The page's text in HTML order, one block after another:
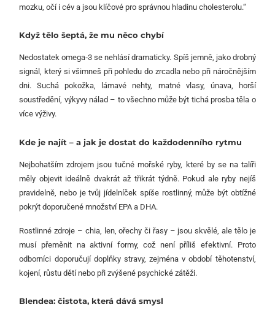
mozku, očí i cév a jsou klíčové pro správnou hladinu cholesterolu.“
Když tělo šeptá, že mu něco chybí
Nedostatek omega‑3 se nehlásí dramaticky. Spíš jemně, jako drobný
signál, který si všimneš při pohledu do zrcadla nebo při náročnějším
dni. Suchá pokožka, lámavé nehty, matné vlasy, únava, horší
soustředění, výkyvy nálad – to všechno může být tichá prosba těla o
více výživy.
Kde je najít – a jak je dostat do každodenního rytmu
Nejbohatším zdrojem jsou tučné mořské ryby, které by se na talíři
měly objevit ideálně dvakrát až třikrát týdně. Pokud ale ryby nejíš
pravidelně, nebo je tvůj jídelníček spíše rostlinný, může být obtížné
pokrýt doporučené množství EPA a DHA.
Rostlinné zdroje – chia, len, ořechy či řasy – jsou skvělé, ale tělo je
musí přeměnit na aktivní formy, což není příliš efektivní. Proto
odborníci doporučují doplňky stravy, zejména v období těhotenství,
kojení, růstu dětí nebo při zvýšené psychické zátěži.
Blendea: čistota, která dává smysl